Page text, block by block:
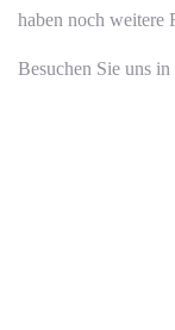
haben noch weitere
Besuchen Sie uns